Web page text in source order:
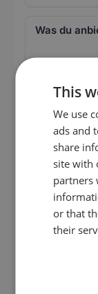
Meter-
This
We use
ads and
share
site with
partners
or that
their